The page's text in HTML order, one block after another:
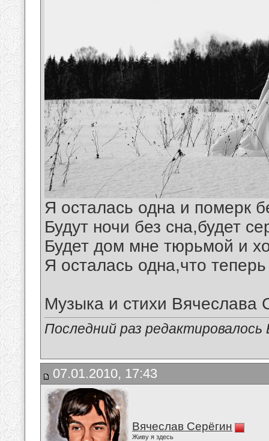
Я осталась одна и померк
Будут ночи без сна,будет
Будет дом мне тюрьмой и
Я осталась одна,что
Музыка и стихи Вячеслава
Последний раз
07.01.2010, 17:43
Вячеслав Серёгин
Живу я здесь